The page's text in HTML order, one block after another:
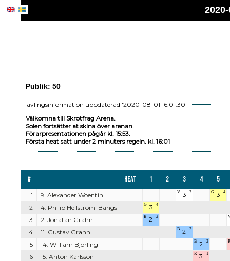
Publik: 50
Tävlingsinformation uppdaterad '2020-08-01 16:01:30'
Välkomna till Skrotfrag Arena.
Solen fortsätter at skina över arenan.
Förarpresentationen pågår kl. 15:53.
Första heat satt under 2 minuters regeln. kl. 16:01
# Heat 1 2 3 4 5
1 9. Alexander Woentin V 3 3 G 3 4
2 4. Philip Hellström-Bängs G 3 4
3 2. Jonatan Grahn B 2 2
4 11. Gustav Grahn B 2 2
5 14. William Björling B 2 2 R
6 15. Anton Karlsson R 3 1